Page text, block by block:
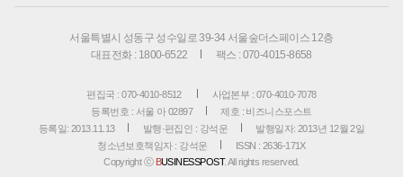
서울특별시 성동구 성수일로 39-34 서울숲더스페이스 12층
대표전화 : 1800-6522
팩스 : 070-4015-8658
편집국 : 070-4010-8512
사업본부 : 070-4010-7078
등록번호 : 서울 아 02897
제호 : 비즈니스포스트
등록일: 2013.11.13
발행·편집인 : 강석운
발행일자: 2013년 12월 2일
청소년보호책임자 : 강석운
ISSN : 2636-171X
Copyright ⓒ BUSINESSPOST. All rights reserved.